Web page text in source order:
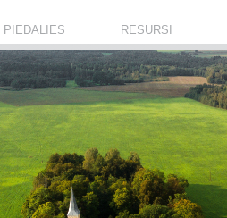
PIEDALIES RESURSI